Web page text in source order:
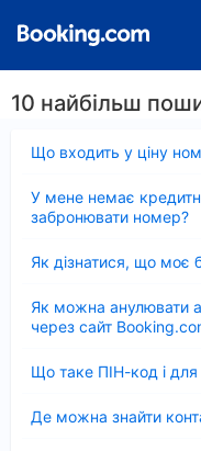
10 найбільш
Що входить у ціну
У мене немає
забронювати номер?
Як дізнатися, що моє
Як можна анулювати
через сайт
Що таке ПІН-код і для
Де можна знайти